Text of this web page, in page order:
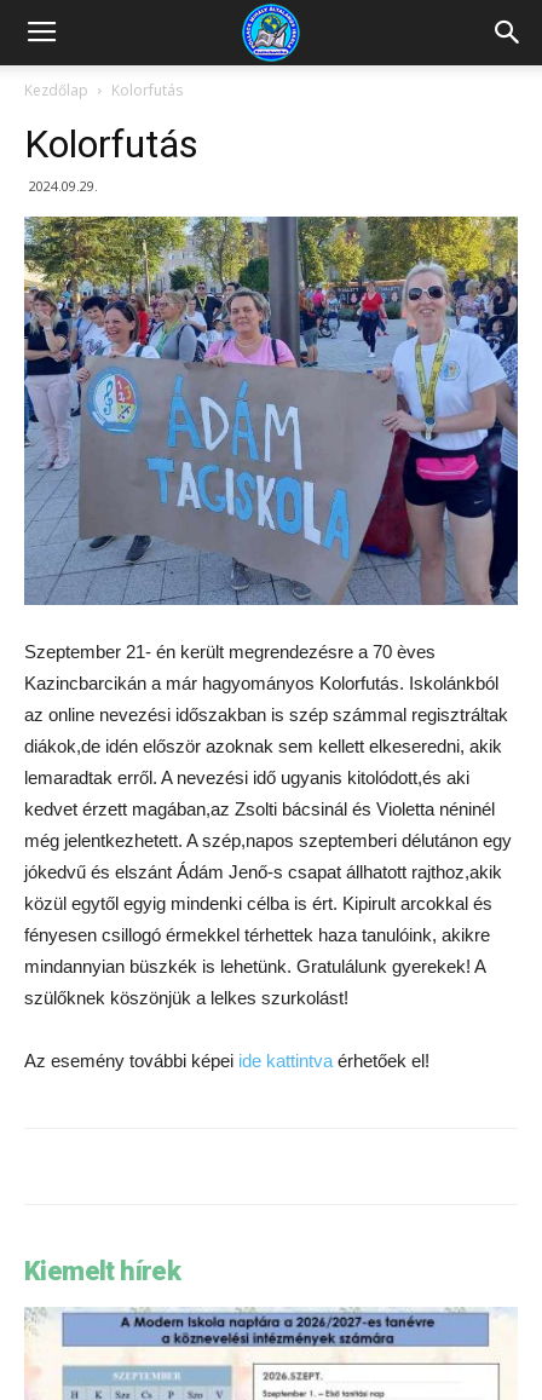
Kazincbarcikai
Pollack
Mihály
Általános
Iskola
Kezdőlap Kolorfutás
Kolorfutás
2024.09.29.
Szeptember 21- én került megrendezésre a 70 èves
Kazincbarcikán a már hagyományos Kolorfutás. Iskolánkból
az online nevezési időszakban is szép számmal regisztráltak
diákok,de idén először azoknak sem kellett elkeseredni, akik
lemaradtak erről. A nevezési idő ugyanis kitolódott,és aki
kedvet érzett magában,az Zsolti bácsinál és Violetta néninél
még jelentkezhetett. A szép,napos szeptemberi délutánon egy
jókedvű és elszánt Ádám Jenő-s csapat állhatott rajthoz,akik
közül egytől egyig mindenki célba is ért. Kipirult arcokkal és
fényesen csillogó érmekkel térhettek haza tanulóink, akikre
mindannyian büszkék is lehetünk. Gratulálunk gyerekek! A
szülőknek köszönjük a lelkes szurkolást!
Az esemény további képei ide kattintva érhetőek el!
Kiemelt hírek